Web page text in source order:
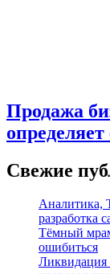
Продажа
определяет
Свежие
Аналитика,
разработка
Тёмный
ошибиться
Ликвидация